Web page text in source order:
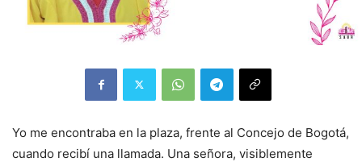
Yo me encontraba en la plaza, frente al Concejo de Bogotá,
cuando recibí una llamada. Una señora, visiblemente